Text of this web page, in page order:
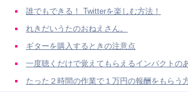
誰でもできる！ Twitterを楽しむ方法！
れきだいうたのおねえさん。
ギターを購入するときの注意点
一度聴くだけで覚えてもらえるインパクトの
たった２時間の作業で１万円の報酬をもらう